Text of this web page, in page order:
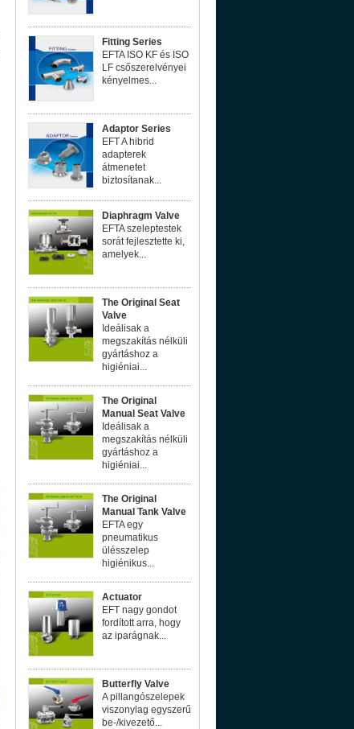
Fitting Series
EFTA ISO KF és ISO
LF csőszerelvényei
kényelmes...
Adaptor Series
EFT A hibrid
adapterek
átmenetet
biztosítanak...
Diaphragm Valve
EFTA szeleptestek
sorát fejlesztette ki,
amelyek...
The Original Seat
Valve
Ideálisak a
megszakítás nélküli
gyártáshoz a
higiéniai...
The Original
Manual Seat Valve
Ideálisak a
megszakítás nélküli
gyártáshoz a
higiéniai...
The Original
Manual Tank Valve
EFTA egy
pneumatikus
ülésszelep
higiénikus...
Actuator
EFT nagy gondot
fordított arra, hogy
az iparágnak...
Butterfly Valve
A pillangószelepek
viszonylag egyszerű
be-/kivezető...